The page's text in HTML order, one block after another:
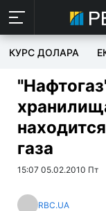
КУРС ДОЛАРА
газа
15:07 05.02.2010 Пт
RBC.UA